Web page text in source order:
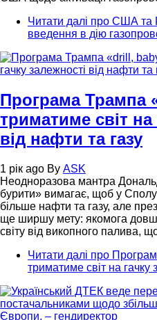
Читати далі про США та
введення в дію
Програма Трампа
триматиме світ на
від нафти та газу
1 рік ago By ASK
Неодноразова мантра
бурити» вимагає, щоб у
більше нафти та газу, але
ще ширшу мету: якомога
світу від викопного палива,
Читати далі про
триматиме світ на гачку